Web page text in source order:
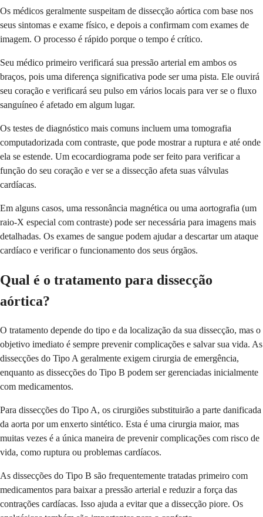
Os médicos geralmente suspeitam de dissecção aórtica com base nos
seus sintomas e exame físico, e depois a confirmam com exames de
imagem. O processo é rápido porque o tempo é crítico.
Seu médico primeiro verificará sua pressão arterial em ambos os
braços, pois uma diferença significativa pode ser uma pista. Ele ouvirá
seu coração e verificará seu pulso em vários locais para ver se o fluxo
sanguíneo é afetado em algum lugar.
Os testes de diagnóstico mais comuns incluem uma tomografia
computadorizada com contraste, que pode mostrar a ruptura e até onde
ela se estende. Um ecocardiograma pode ser feito para verificar a
função do seu coração e ver se a dissecção afeta suas válvulas
cardíacas.
Em alguns casos, uma ressonância magnética ou uma aortografia (um
raio-X especial com contraste) pode ser necessária para imagens mais
detalhadas. Os exames de sangue podem ajudar a descartar um ataque
cardíaco e verificar o funcionamento dos seus órgãos.
Qual é o tratamento para dissecção
aórtica?
O tratamento depende do tipo e da localização da sua dissecção, mas o
objetivo imediato é sempre prevenir complicações e salvar sua vida. As
dissecções do Tipo A geralmente exigem cirurgia de emergência,
enquanto as dissecções do Tipo B podem ser gerenciadas inicialmente
com medicamentos.
Para dissecções do Tipo A, os cirurgiões substituirão a parte danificada
da aorta por um enxerto sintético. Esta é uma cirurgia maior, mas
muitas vezes é a única maneira de prevenir complicações com risco de
vida, como ruptura ou problemas cardíacos.
As dissecções do Tipo B são frequentemente tratadas primeiro com
medicamentos para baixar a pressão arterial e reduzir a força das
contrações cardíacas. Isso ajuda a evitar que a dissecção piore. Os